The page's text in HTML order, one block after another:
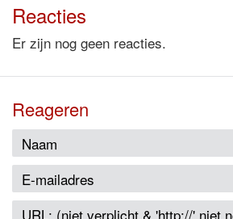
Reacties
Er zijn nog geen reacties.
Reageren